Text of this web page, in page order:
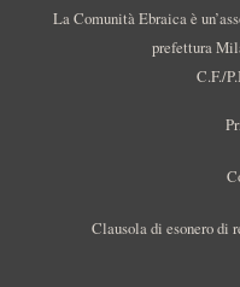
La Comunità Ebraica è
prefettura
C.F./
Clausola di esonero di